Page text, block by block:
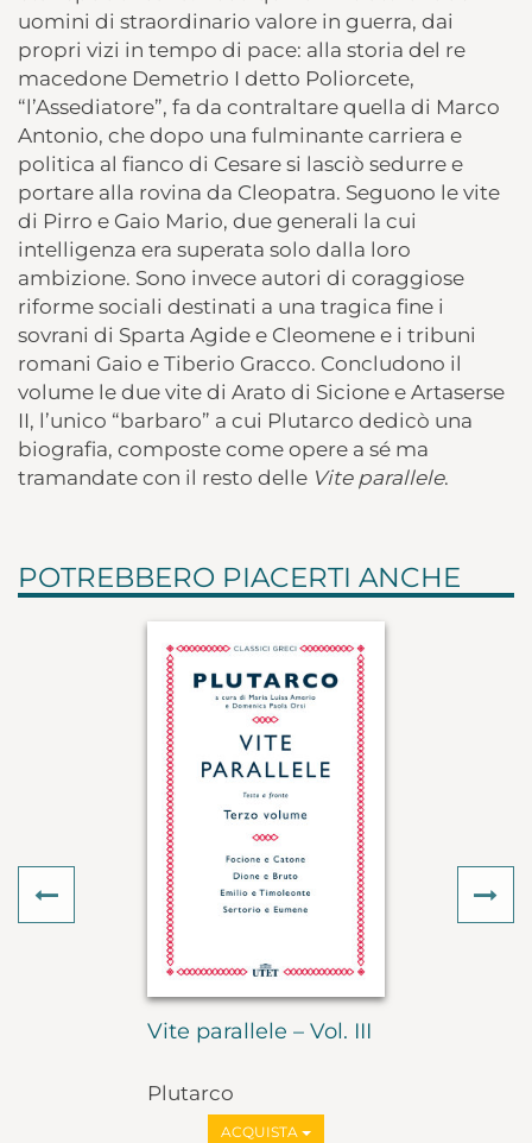
uomini di straordinario valore in guerra, dai
propri vizi in tempo di pace: alla storia del re
macedone Demetrio I detto Poliorcete,
“l’Assediatore”, fa da contraltare quella di Marco
Antonio, che dopo una fulminante carriera e
politica al fianco di Cesare si lasciò sedurre e
portare alla rovina da Cleopatra. Seguono le vite
di Pirro e Gaio Mario, due generali la cui
intelligenza era superata solo dalla loro
ambizione. Sono invece autori di coraggiose
riforme sociali destinati a una tragica fine i
sovrani di Sparta Agide e Cleomene e i tribuni
romani Gaio e Tiberio Gracco. Concludono il
volume le due vite di Arato di Sicione e Artaserse
II, l’unico “barbaro” a cui Plutarco dedicò una
biografia, composte come opere a sé ma
tramandate con il resto delle Vite parallele.
POTREBBERO PIACERTI ANCHE
Vite parallele – Vol. III
Plutarco
ACQUISTA
Previous